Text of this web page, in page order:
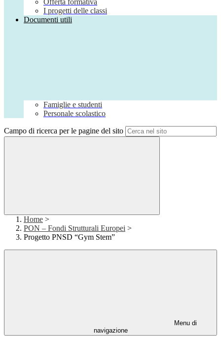
Offerta formativa
I progetti delle classi
Documenti utili
Famiglie e studenti
Personale scolastico
Campo di ricerca per le pagine del sito
Home >
PON – Fondi Strutturali Europei >
Progetto PNSD “Gym Stem”
Menu di
navigazione